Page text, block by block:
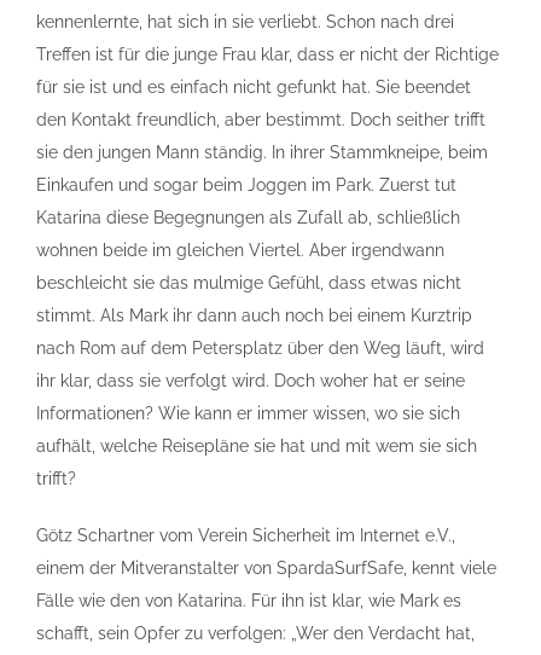
kennenlernte, hat sich in sie verliebt. Schon nach drei
Treffen ist für die junge Frau klar, dass er nicht der Richtige
für sie ist und es einfach nicht gefunkt hat. Sie beendet
den Kontakt freundlich, aber bestimmt. Doch seither trifft
sie den jungen Mann ständig. In ihrer Stammkneipe, beim
Einkaufen und sogar beim Joggen im Park. Zuerst tut
Katarina diese Begegnungen als Zufall ab, schließlich
wohnen beide im gleichen Viertel. Aber irgendwann
beschleicht sie das mulmige Gefühl, dass etwas nicht
stimmt. Als Mark ihr dann auch noch bei einem Kurztrip
nach Rom auf dem Petersplatz über den Weg läuft, wird
ihr klar, dass sie verfolgt wird. Doch woher hat er seine
Informationen? Wie kann er immer wissen, wo sie sich
aufhält, welche Reisepläne sie hat und mit wem sie sich
trifft?
Götz Schartner vom Verein Sicherheit im Internet e.V.,
einem der Mitveranstalter von SpardaSurfSafe, kennt viele
Fälle wie den von Katarina. Für ihn ist klar, wie Mark es
schafft, sein Opfer zu verfolgen: „Wer den Verdacht hat,